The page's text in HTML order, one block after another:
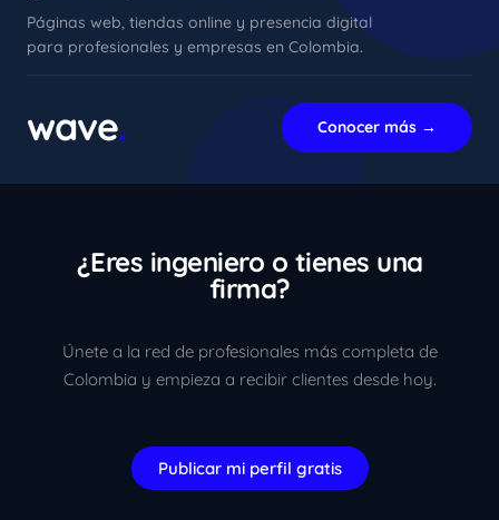
Páginas web, tiendas online y presencia digital
para profesionales y empresas en Colombia.
wave. Conocer más →
¿Eres ingeniero o tienes una
firma?
Únete a la red de profesionales más completa de
Colombia y empieza a recibir clientes desde hoy.
Publicar mi perfil gratis
xImenA